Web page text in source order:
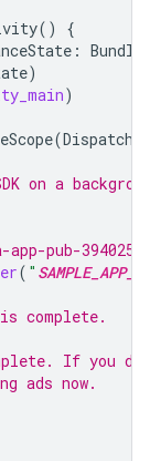
()
{
:
)
)
(
on a
pub-
( "
complete.
If you
ads now.